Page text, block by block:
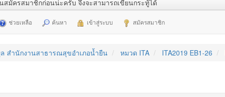
สมัครสมาชิกก่อนน่ะครับ จึงจะสามารถเขียนกระทู้ได้
ช่วยเหลือ ค้นหา เข้าสู่ระบบ สมัครสมาชิก
สำนักงานสาธารณสุขอำเภอน้ำยืน หมวด ITA ITA2019 EB1-26